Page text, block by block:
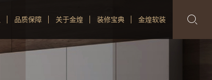
品质保障 关于金煌 装修宝典 金煌软装 